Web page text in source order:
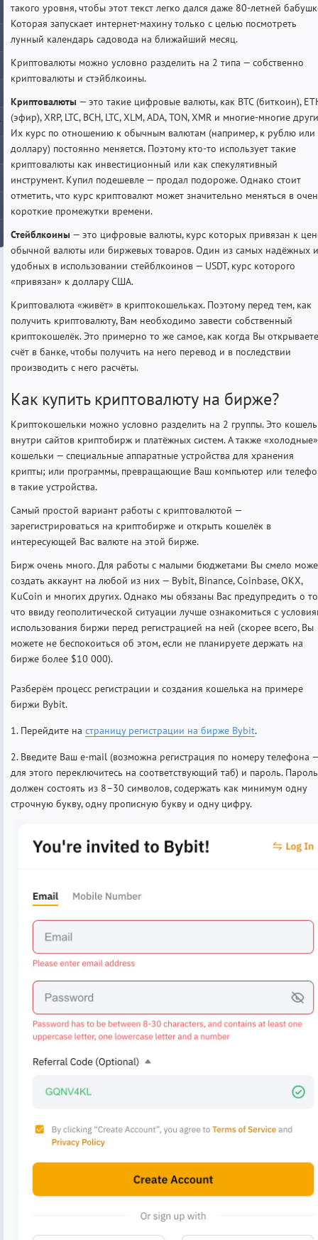
такого уровня, чтобы этот текст легко дался даже 80-летней
Которая запускает интернет-махину только с целью посмотреть
лунный календарь садовода на ближайший месяц.
Криптовалюты можно условно разделить на 2 типа — собственно
криптовалюты и стэйблкоины.
Криптовалюты — это такие цифровые валюты, как BTC (биткоин),
(эфир), XRP, LTC, BCH, LTC, XLM, ADA, TON, XMR и многие-многие
Их курс по отношению к обычным валютам (например, к рублю или
доллару) постоянно меняется. Поэтому кто-то использует такие
криптовалюты как инвестиционный или как спекулятивный
инструмент. Купил подешевле — продал подороже. Однако стоит
отметить, что курс криптовалют может значительно меняться в
короткие промежутки времени.
Стейблкоины — это цифровые валюты, курс которых привязан к
обычной валюты или биржевых товаров. Один из самых надёжных и
удобных в использовании стейблкоинов — USDT, курс которого
«привязан» к доллару США.
Криптовалюта «живёт» в криптокошельках. Поэтому перед тем, как
получить криптовалюту, Вам необходимо завести собственный
криптокошелёк. Это примерно то же самое, как когда Вы открываете
счёт в банке, чтобы получить на него перевод и в последствии
производить с него расчёты.
Как купить криптовалюту на бирже?
Криптокошельки можно условно разделить на 2 группы. Это
внутри сайтов криптобирж и платёжных систем. А также «холодные»
кошельки — специальные аппаратные устройства для хранения
крипты; или программы, превращающие Ваш компьютер или
в такие устройства.
Самый простой вариант работы с криптовалютой —
зарегистрироваться на криптобирже и открыть кошелёк в
интересующей Вас валюте на этой бирже.
Бирж очень много. Для работы с малыми бюджетами Вы смело
создать аккаунт на любой из них — Bybit, Binance, Coinbase, OKX,
KuCoin и многих других. Однако мы обязаны Вас предупредить о
что ввиду геополитической ситуации лучше ознакомиться с
использования биржи перед регистрацией на ней (скорее всего, Вы
можете не беспокоиться об этом, если не планируете держать на
бирже более $10 000).
Разберём процесс регистрации и создания кошелька на примере
биржи Bybit.
1. Перейдите на страницу регистрации на бирже Bybit.
2. Введите Ваш e-mail (возможна регистрация по номеру телефона —
для этого переключитесь на соответствующий таб) и пароль. Пароль
должен состоять из 8–30 символов, содержать как минимум одну
строчную букву, одну прописную букву и одну цифру.